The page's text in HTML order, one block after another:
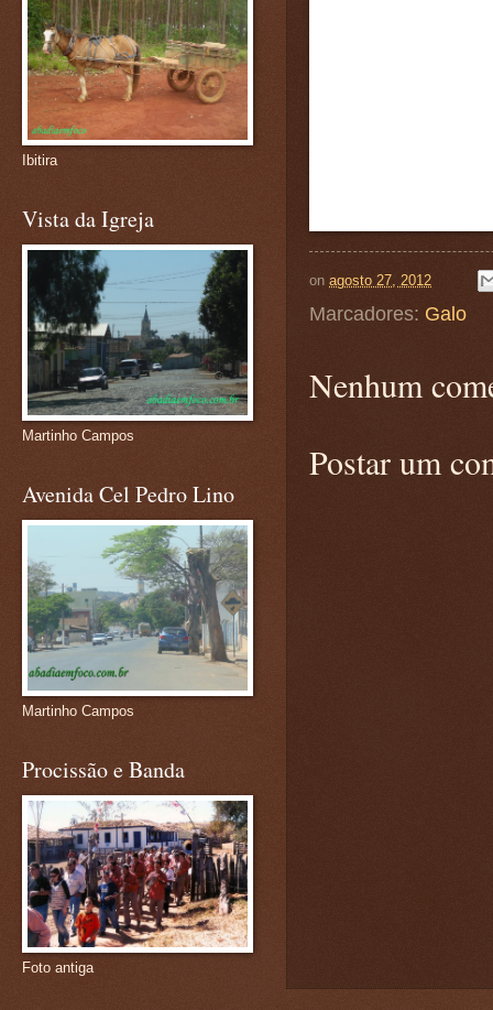
on agosto 27, 2012
Marcadores: Galo
Nenhum
Postar um
Ibitira
Vista da Igreja
Martinho Campos
Avenida Cel Pedro Lino
Martinho Campos
Procissão e Banda
Foto antiga